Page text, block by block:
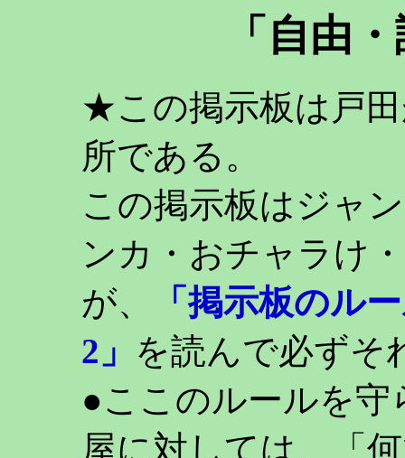
「自由
★この掲示板は戸
所である。
この掲示板はジャ
ンカ・おチャラけ
が、
「掲示板のル
2」 を読んで必ずそ
●ここのルールを守
屋に対しては、「